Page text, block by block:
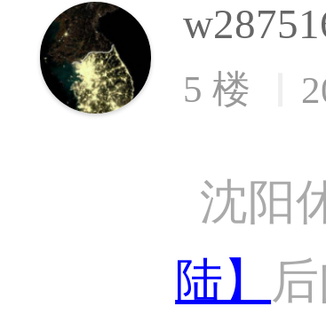
5 楼
沈阳
陆】